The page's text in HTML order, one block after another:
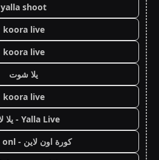
yalla shoot
koora live
koora live
يلا شوت
koora live
Yalla Live - يلا لايف
كورة اون لاين - koora onl